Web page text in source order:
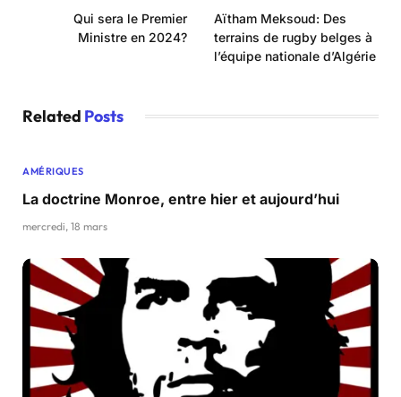
Qui sera le Premier
Ministre en 2024?
Aïtham Meksoud: Des
terrains de rugby belges à
l’équipe nationale d’Algérie
Related Posts
AMÉRIQUES
La doctrine Monroe, entre hier et aujourd’hui
mercredi, 18 mars